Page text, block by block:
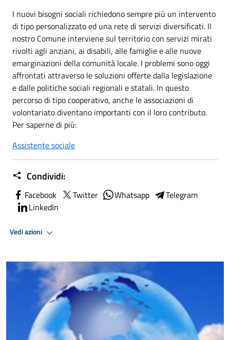
I nuovi bisogni sociali richiedono sempre più un intervento
di tipo personalizzato ed una rete di servizi diversificati. Il
nostro Comune interviene sul territorio con servizi mirati
rivolti agli anziani, ai disabili, alle famiglie e alle nuove
emarginazioni della comunità locale. I problemi sono oggi
affrontati attraverso le soluzioni offerte dalla legislazione
e dalle politiche sociali regionali e statali. In questo
percorso di tipo cooperativo, anche le associazioni di
volontariato diventano importanti con il loro contributo.
Per saperne di più:
Assistente sociale
Condividi:
Facebook Twitter Whatsapp
Telegram
LinkedIn
Vedi azioni